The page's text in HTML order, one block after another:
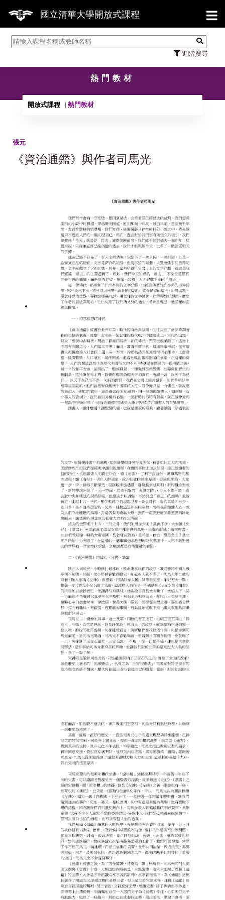
國立清華大學開放式課程
進階搜尋
【
熱門教材
開放式課程 熱門教材
張元
《資治通鑑》與作者司馬光